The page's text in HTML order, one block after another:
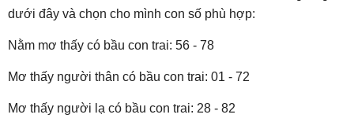
dưới đây và chọn cho mình con số phù hợp:
Nằm mơ thấy có bầu con trai: 56 - 78
Mơ thấy người thân có bầu con trai: 01 - 72
Mơ thấy người lạ có bầu con trai: 28 - 82